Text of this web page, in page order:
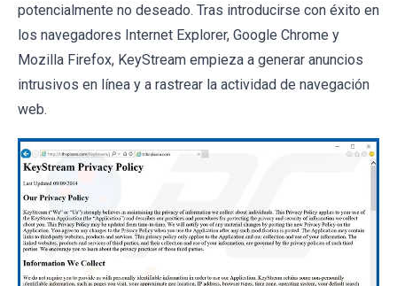
potencialmente no deseado. Tras introducirse con éxito en
los navegadores Internet Explorer, Google Chrome y
Mozilla Firefox, KeyStream empieza a generar anuncios
intrusivos en línea y a rastrear la actividad de navegación
web.